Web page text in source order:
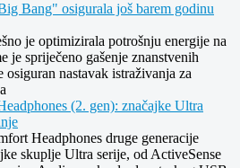
Bang" osigurala još barem godinu
je optimizirala potrošnju energije na
je spriječeno gašenje znanstvenih
osiguran nastavak istraživanja za
(2. gen): značajke Ultra
Headphones druge generacije
skuplje Ultra serije, od ActiveSense